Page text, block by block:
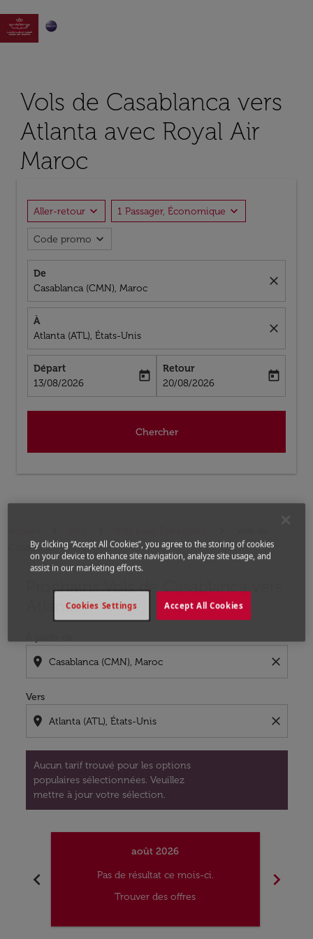

Vols de Casablanca vers
Atlanta avec Royal Air
Maroc
Aller-retour expand_more 1 Passager, Économique expand_more
Code promo expand_more
De
Casablanca (CMN), Maroc
close
À
Atlanta (ATL), États-Unis
close
Départ
fc-booking-departure-date-aria-label
13/08/2026
today
Retour
fc-booking-return-date-aria-label
20/08/2026
today
Chercher
Casablanca a Atlanta
Prochains Vols de Casablanca vers
Atlanta
location_on close
Vers
location_on close
Aucun tarif trouvé pour les options
populaires sélectionnées. Veuillez
mettre à jour votre sélection.
chevron_left
août 2026
Pas de résultat ce mois-ci.
Trouver des offres
chevron_right
By clicking “Accept All Cookies”, you agree to the storing of cookies
on your device to enhance site navigation, analyze site usage, and
assist in our marketing efforts.
Accept All Cookies
Cookies Settings